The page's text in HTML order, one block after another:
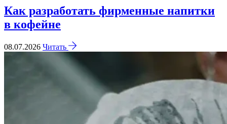
Как разработать фирменные напитки
в кофейне
08.07.2026 Читать